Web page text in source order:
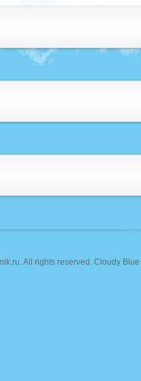
. All rights reserved. Cloudy